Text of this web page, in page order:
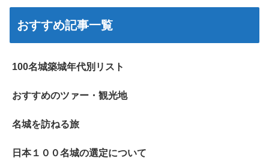
おすすめ記事一覧
100名城築城年代別リスト
おすすめのツァー・観光地
名城を訪ねる旅
日本１００名城の選定について